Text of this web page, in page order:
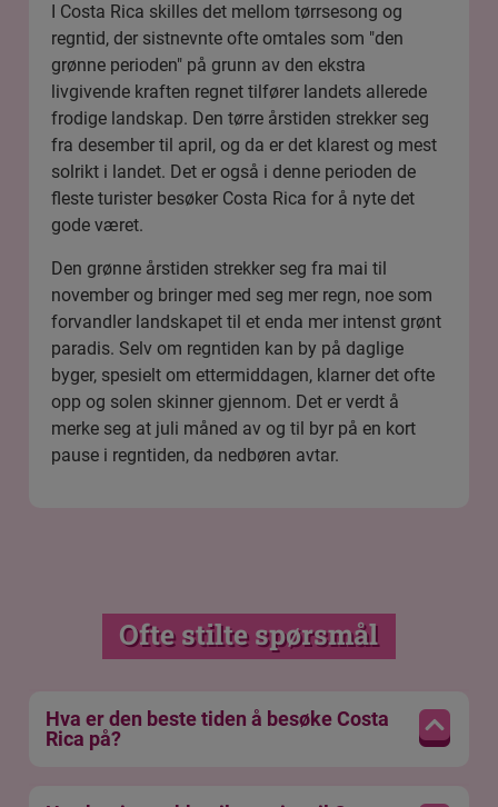
I Costa Rica skilles det mellom tørrsesong og
regntid, der sistnevnte ofte omtales som "den
grønne perioden" på grunn av den ekstra
livgivende kraften regnet tilfører landets allerede
frodige landskap. Den tørre årstiden strekker seg
fra desember til april, og da er det klarest og mest
solrikt i landet. Det er også i denne perioden de
fleste turister besøker Costa Rica for å nyte det
gode været.
Den grønne årstiden strekker seg fra mai til
november og bringer med seg mer regn, noe som
forvandler landskapet til et enda mer intenst grønt
paradis. Selv om regntiden kan by på daglige
byger, spesielt om ettermiddagen, klarner det ofte
opp og solen skinner gjennom. Det er verdt å
merke seg at juli måned av og til byr på en kort
pause i regntiden, da nedbøren avtar.
Ofte stilte spørsmål
Hva er den beste tiden å besøke Costa
Rica på?